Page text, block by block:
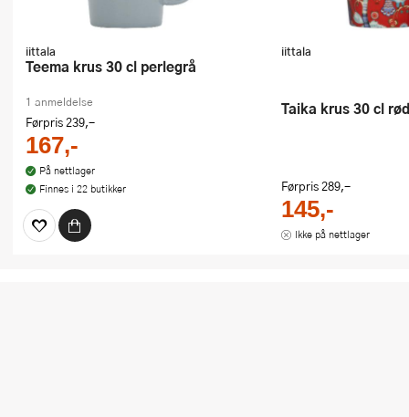
iittala
Teema krus 30 cl perlegrå
1 anmeldelse
Førpris239,-
167,-
På nettlager
Finnes i 22 butikker
iittala
Taika krus 30 cl rød
Førpris289,-
145,-
Ikke på nettlager